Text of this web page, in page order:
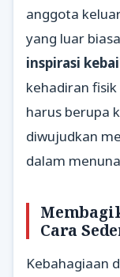
anggota
yang luar
inspirasi
kehadiran
harus berupa
diwujudkan
dalam
Cara
Kebahagiaan